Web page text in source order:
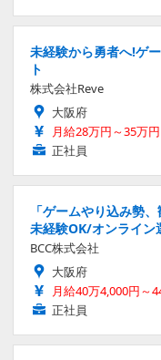
未経験から勇者へ!ゲ
ト
株式会社Reve
大阪府
月給28万円～35万円
正社員
「ゲームやり込み勢
未経験OK/オンライ
BCC株式会社
大阪府
月給40万4,000円～
正社員